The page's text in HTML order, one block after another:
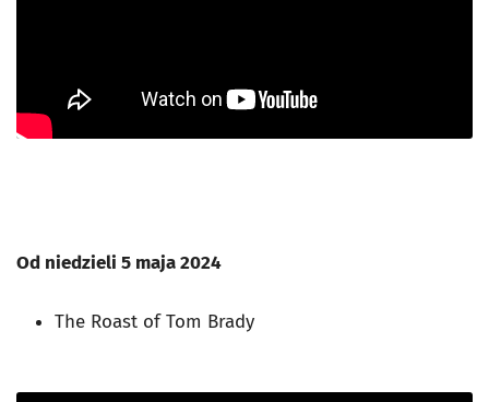
Od niedzieli 5 maja 2024
The Roast of Tom Brady